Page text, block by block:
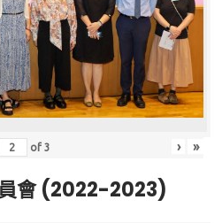
of3 › »
會 (2022-2023)